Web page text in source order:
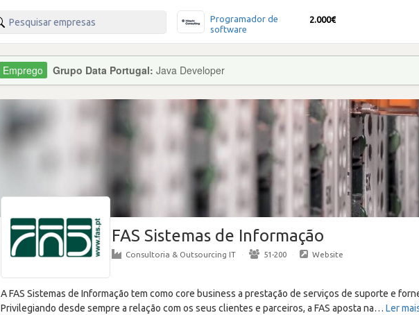
Programador de
software
2.000€
Grupo Data Portugal: Java Developer
FAS Sistemas de Informação
Consultoria & Outsourcing IT · 51-200 · Website
A FAS Sistemas de Informação tem como core business a prestação de serviços de suporte e
Privilegiando desde sempre a relação com os seus clientes e parceiros, a FAS aposta na… Ler